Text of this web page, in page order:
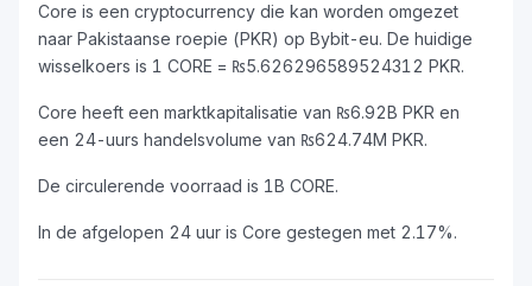
Core is een cryptocurrency die kan worden omgezet
naar Pakistaanse roepie (PKR) op Bybit-eu. De huidige
wisselkoers is 1 CORE = ₨5.626296589524312 PKR.
Core heeft een marktkapitalisatie van ₨6.92B PKR en
een 24-uurs handelsvolume van ₨624.74M PKR.
De circulerende voorraad is 1B CORE.
In de afgelopen 24 uur is Core gestegen met 2.17%.